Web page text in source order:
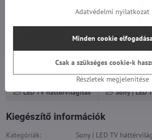
Továbbiak a kategóriából
LED TV háttérvilágítás Sony | LED
Kiegészítő információk
Kategóriák: Sony | LED TV
Adatvédelmi nyilatkozat
Részletek megjelenítése
Minden cookie
Csak a szükséges cookie-k